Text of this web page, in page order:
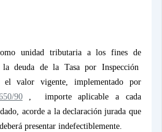
unidad tributaria a los fines de
la deuda dela Tasapor Inspección
el valor vigente, implementado por
90,
importe aplicable a cada
acorde a la declaración jurada que
presentar indefectiblemente.